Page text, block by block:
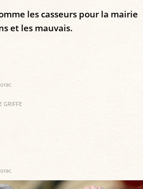
les casseurs pour la mairie
et les mauvais.
GRIFFE